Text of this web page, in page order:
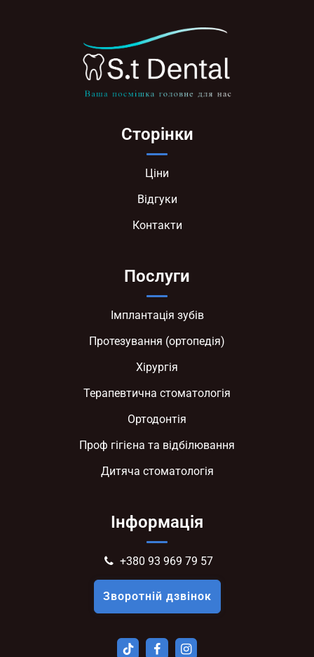
Сторінки
Ціни
Відгуки
Контакти
Послуги
Імплантація зубів
Протезування (ортопедія)
Хірургія
Терапевтична стоматологія
Ортодонтія
Проф гігієна та відбілювання
Дитяча стоматологія
Інформація
+380 93 969 79 57
Зворотній дзвінок